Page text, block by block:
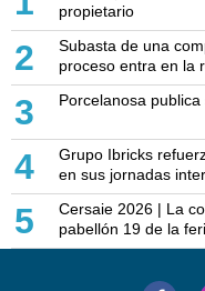
propietario
2
Subasta de una
proceso entra en la
3 Porcelanosa
4
Grupo Ibricks
en sus jornadas
5
Cersaie 2026 | La
pabellón 19 de la